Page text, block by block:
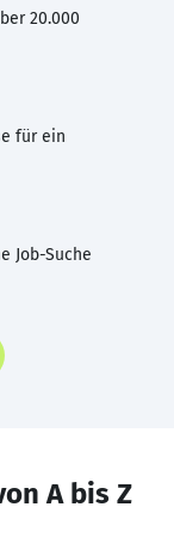
20.000
für ein
Job-Suche
A bis Z